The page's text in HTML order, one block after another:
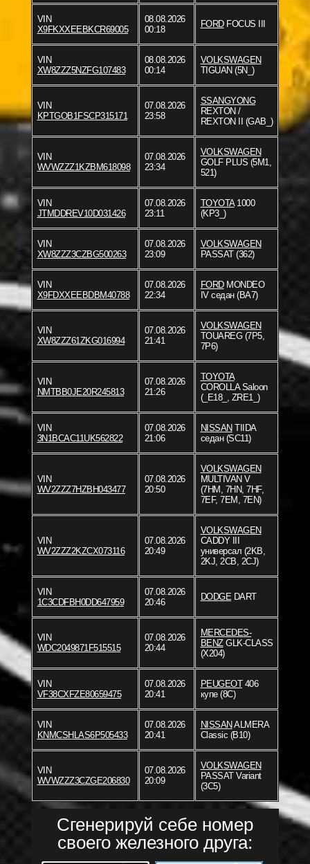
VIN
X9FKXXEEBKCR69005
08.08.2026
00:18
FORDFOCUS III
VIN
XW8ZZZ5NZFG107483
08.08.2026
00:14
VOLKSWAGEN
TIGUAN (5N_)
VIN
KPTGOB1FSCP315171
07.08.2026
23:58
SSANGYONG
REXTON /
REXTON II (GAB_)
VIN
WVWZZZ1KZBM618098
07.08.2026
23:34
VOLKSWAGEN
GOLF PLUS (5M1,
521)
VIN
JTMDDREV10D031426
07.08.2026
23:11
TOYOTA1000
(KP3_)
VIN
XW8ZZZ3CZBG500263
07.08.2026
23:09
VOLKSWAGEN
PASSAT (362)
VIN
X9FDXXEEBDBM40788
07.08.2026
22:34
FORDMONDEO
IV седан (BA7)
VIN
XW8ZZZ61ZKG016994
07.08.2026
21:41
VOLKSWAGEN
TOUAREG (7P5,
7P6)
VIN
NMTBB0JE20R245813
07.08.2026
21:26
TOYOTA
COROLLA Saloon
(_E18_, ZRE1_)
VIN
3N1BCAC11UK562822
07.08.2026
21:06
NISSAN TIIDA
седан (SC11)
VIN
WV2ZZZ7HZBH043477
07.08.2026
20:50
VOLKSWAGEN
MULTIVAN V
(7HM, 7HN, 7HF,
7EF, 7EM, 7EN)
VIN
WV2ZZZ2KZCX073116
07.08.2026
20:49
VOLKSWAGEN
CADDY III
универсал (2KB,
2KJ, 2CB, 2CJ)
VIN
1C3CDFBH0DD647959
07.08.2026
20:46
DODGEDART
VIN
WDC2049871F515515
07.08.2026
20:44
MERCEDES-
BENZGLK-CLASS
(X204)
VIN
VF38CXFZE80659475
07.08.2026
20:41
PEUGEOT406
купе (8C)
VIN
KNMCSHLAS6P505433
07.08.2026
20:41
NISSAN ALMERA
Classic (B10)
VIN
WVWZZZ3CZGE206830
07.08.2026
20:09
VOLKSWAGEN
PASSAT Variant
(3C5)
Сгенерируй себе номер
своего железного друга: